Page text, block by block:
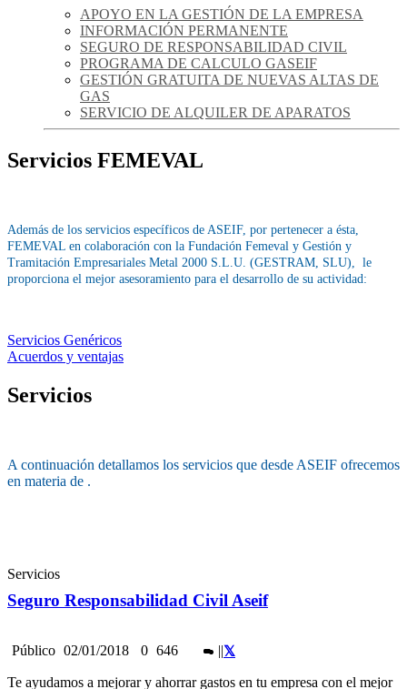
APOYO EN LA GESTIÓN DE LA EMPRESA
INFORMACIÓN PERMANENTE
SEGURO DE RESPONSABILIDAD CIVIL
PROGRAMA DE CALCULO GASEIF
GESTIÓN GRATUITA DE NUEVAS ALTAS DE
GAS
SERVICIO DE ALQUILER DE APARATOS
Servicios FEMEVAL
Además de los servicios específicos de ASEIF, por pertenecer a ésta,
FEMEVAL en colaboración con la Fundación Femeval y Gestión y
Tramitación Empresariales Metal 2000 S.L.U. (GESTRAM, SLU), le
proporciona el mejor asesoramiento para el desarrollo de su actividad:
Servicios Genéricos
Acuerdos y ventajas
Servicios
A continuación detallamos los servicios que desde ASEIF ofrecemos
en materia de .
Servicios
Seguro Responsabilidad Civil Aseif
Público 02/01/2018 0 646 ||
Te ayudamos a mejorar y ahorrar gastos en tu empresa con el mejor